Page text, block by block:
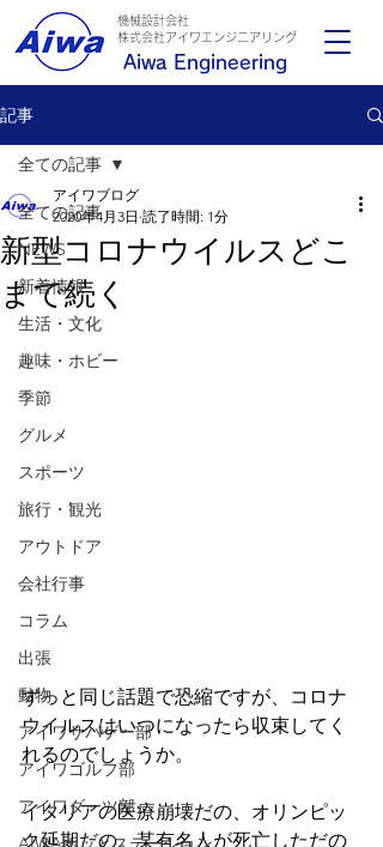
Aiwa Engineering
機械設計会社
​株式会社アイワエンジニアリング
記事
全ての記事
NEWS
新着情報
生活・文化
趣味・ホビー
季節
グルメ
スポーツ
旅行・観光
アウトドア
会社行事
コラム
出張
動物
アイワサバゲー部
アイワゴルフ部
アイワダーツ部
全ての記事
新型コロナウイルスどこ
まで続く
アイワブログ
2020年4月3日 読了時間: 1分
ずっと同じ話題で恐縮ですが、コロナ
ウイルスはいつになったら収束してく
れるのでしょうか。
イタリアの医療崩壊だの、オリンピッ
ク延期だの、某有名人が死亡しただの